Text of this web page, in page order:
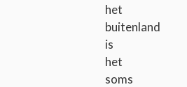
het
buitenland
is
het
soms